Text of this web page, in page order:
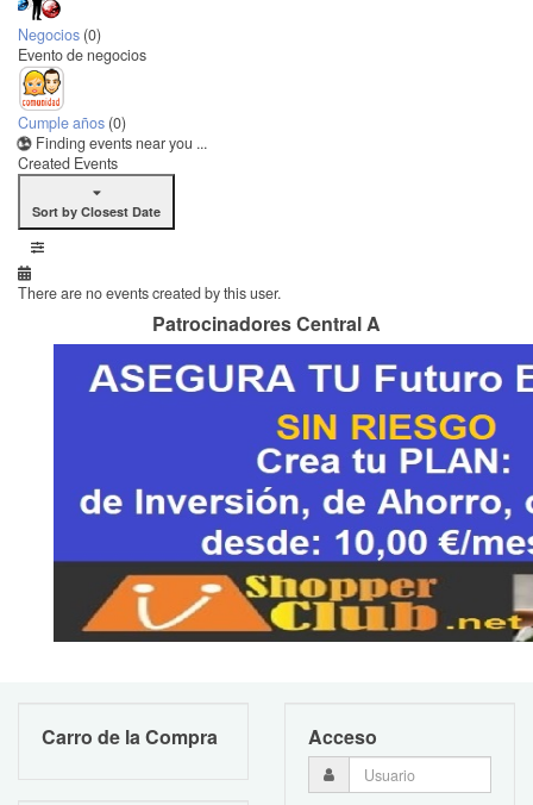
Negocios (0)
Evento de negocios
Cumple años (0)
Finding events near you ...
Created Events
Sort by Closest Date
There are no events created by this user.
Patrocinadores Central A
Carro de la Compra Acceso